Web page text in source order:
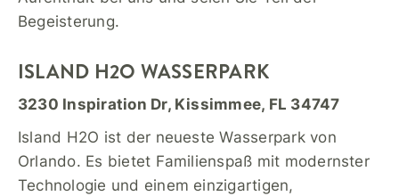
Begeisterung.
ISLAND H2O WASSERPARK
3230 Inspiration Dr, Kissimmee, FL 34747
Island H2O ist der neueste Wasserpark von
Orlando. Es bietet Familienspaß mit modernster
Technologie und einem einzigartigen,